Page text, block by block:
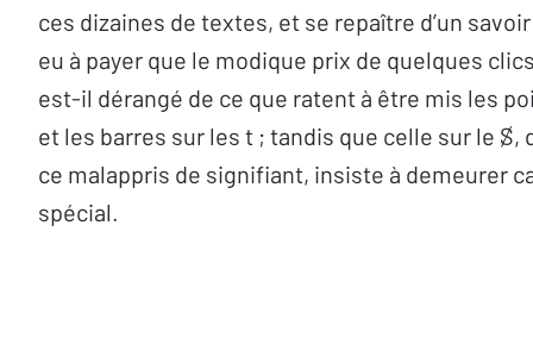
ces dizaines de textes, et se repaître d’un
eu à payer que le modique prix de quelques
est-il dérangé de ce que ratent à être mis les
et les barres sur les t ; tandis que celle sur le ⒮,
ce malappris de signifiant, insiste à demeurer
spécial.